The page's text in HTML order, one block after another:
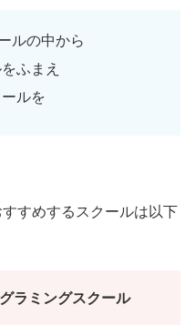
ルの中から
ふまえ
ルを
すめするスクールは以下
ラミングスクール